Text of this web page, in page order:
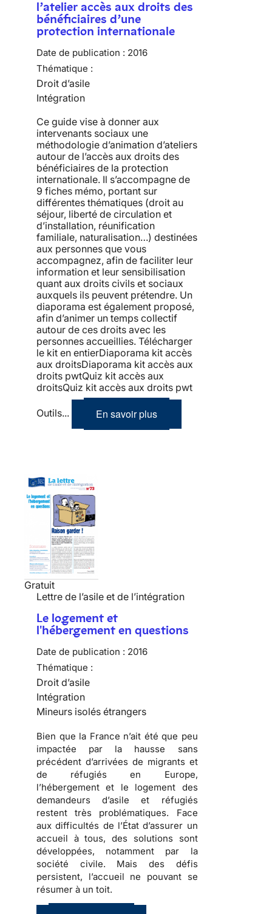
l’atelier accès aux droits des
bénéficiaires d’une
protection internationale
Date de publication : 2016
Thématique :
Droit d’asile
Intégration
Ce guide vise à donner aux
intervenants sociaux une
méthodologie d’animation d’ateliers
autour de l’accès aux droits des
bénéficiaires de la protection
internationale. Il s’accompagne de
9 fiches mémo, portant sur
différentes thématiques (droit au
séjour, liberté de circulation et
d’installation, réunification
familiale, naturalisation…) destinées
aux personnes que vous
accompagnez, afin de faciliter leur
information et leur sensibilisation
quant aux droits civils et sociaux
auxquels ils peuvent prétendre. Un
diaporama est également proposé,
afin d’animer un temps collectif
autour de ces droits avec les
personnes accueillies. Télécharger
le kit en entierDiaporama kit accès
aux droitsDiaporama kit accès aux
droits pwtQuiz kit accès aux
droitsQuiz kit accès aux droits pwt
Outils... En savoir plus
Gratuit
Lettre de l’asile et de l’intégration
Le logement et
l'hébergement en questions
Date de publication : 2016
Thématique :
Droit d’asile
Intégration
Mineurs isolés étrangers
Bien que la France n’ait été que peu
impactée par la hausse sans
précédent d’arrivées de migrants et
de réfugiés en Europe,
l’hébergement et le logement des
demandeurs d’asile et réfugiés
restent très problématiques. Face
aux difficultés de l’État d’assurer un
accueil à tous, des solutions sont
développées, notamment par la
société civile. Mais des défis
persistent, l’accueil ne pouvant se
résumer à un toit.